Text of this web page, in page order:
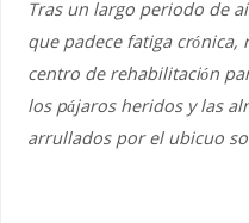
Tras un largo periodo de
que padece fatiga
centro de rehabilitación
los pájaros heridos y las
arrullados por el ubicuo